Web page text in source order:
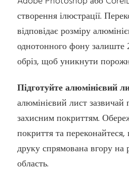
створення ілюстрації.
відповідає розміру
однотонного фону залиште
обріз, щоб уникнути
Підготуйте алюмінієвий
алюмінієвий лист зазвичай
захисним покриттям.
покриття та
друку спрямована вгору на
область.